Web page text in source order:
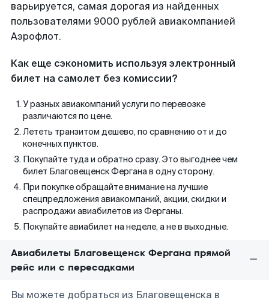
варьируется, самая дорогая из найденных
пользователями 9000 рублей авиакомпанией
Аэрофлот.
Как еще сэкономить используя электронный
билет на самолет без комиссии?
У разных авиакомпаний услуги по перевозке
различаются по цене.
Лететь транзитом дешево, по сравнению от и до
конечных пунктов.
Покупайте туда и обратно сразу. Это выгоднее чем
билет Благовещенск Фергана в одну сторону.
При покупке обращайте внимание на лучшие
спецпредложения авиакомпаний, акции, скидки и
распродажи авиабилетов из Ферганы.
Покупайте авиабилет на неделе, а не в выходные.
Авиабилеты Благовещенск Фергана прямой
рейс или с пересадками
Вы можете добраться из Благовещенска в